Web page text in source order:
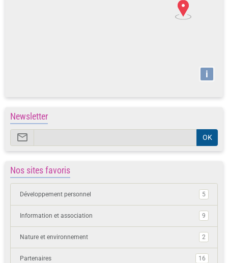
i
Newsletter
OK
Nos sites favoris
Développement personnel 5
Information et association 9
Nature et environnement 2
Partenaires 16